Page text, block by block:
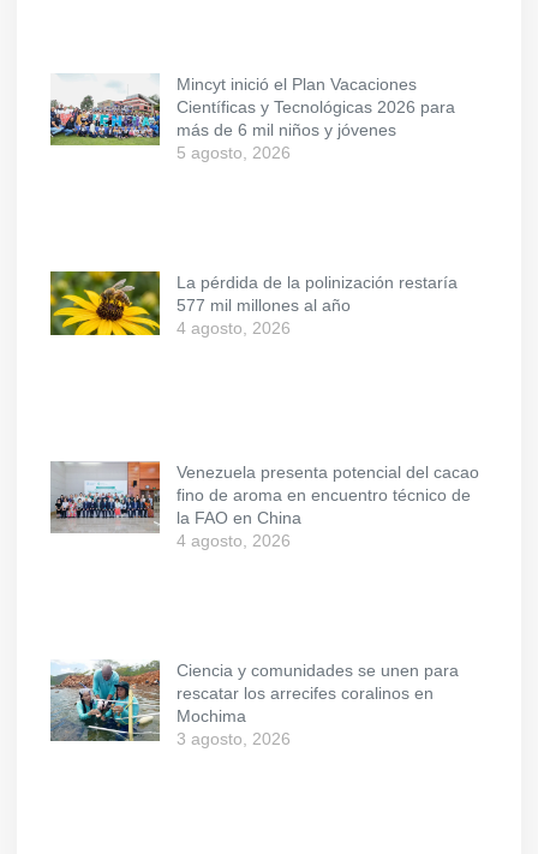
Mincyt inició el Plan Vacaciones
Científicas y Tecnológicas 2026 para
más de 6 mil niños y jóvenes
5 agosto, 2026
La pérdida de la polinización restaría
577 mil millones al año
4 agosto, 2026
Venezuela presenta potencial del cacao
fino de aroma en encuentro técnico de
la FAO en China
4 agosto, 2026
Ciencia y comunidades se unen para
rescatar los arrecifes coralinos en
Mochima
3 agosto, 2026